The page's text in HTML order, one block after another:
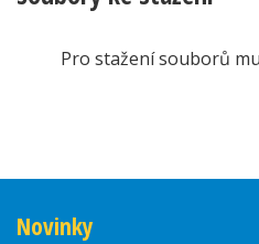
Pro stažení souborů
Novinky